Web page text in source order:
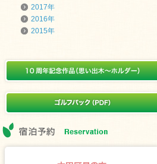
2017年
2016年
2015年